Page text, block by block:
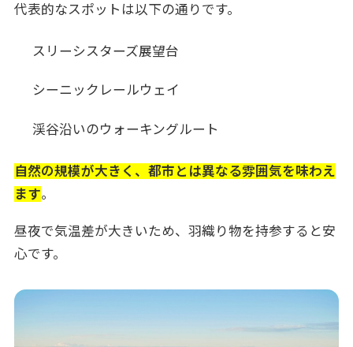
代表的なスポットは以下の通りです。
スリーシスターズ展望台
シーニックレールウェイ
渓谷沿いのウォーキングルート
自然の規模が大きく、都市とは異なる雰囲気を味わえ
ます。
昼夜で気温差が大きいため、羽織り物を持参すると安
心です。